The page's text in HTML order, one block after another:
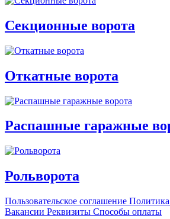
Секционные ворота
Откатные ворота
Распашные гаражные
Рольворота
Пользовательское соглашение
Вакансии Реквизиты Способы оплаты